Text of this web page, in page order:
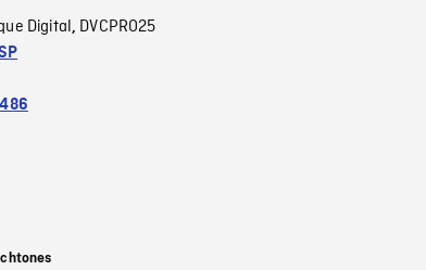
Digital, DVCPRO25